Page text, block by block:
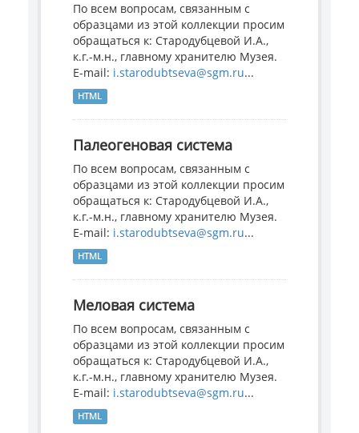
По всем вопросам, связанным с
образцами из этой коллекции просим
обращаться к: Стародубцевой И.А.,
к.г.-м.н., главному хранителю Музея.
E-mail: i.starodubtseva@sgm.ru...
HTML
Палеогеновая система
По всем вопросам, связанным с
образцами из этой коллекции просим
обращаться к: Стародубцевой И.А.,
к.г.-м.н., главному хранителю Музея.
E-mail: i.starodubtseva@sgm.ru...
HTML
Меловая система
По всем вопросам, связанным с
образцами из этой коллекции просим
обращаться к: Стародубцевой И.А.,
к.г.-м.н., главному хранителю Музея.
E-mail: i.starodubtseva@sgm.ru...
HTML